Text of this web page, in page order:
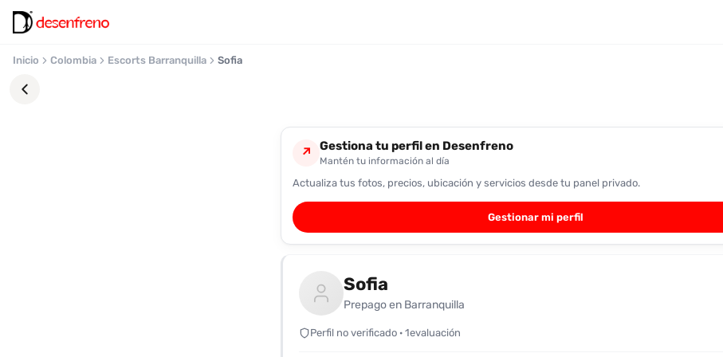
Inicio Colombia Escorts Barranquilla Sofia
↗ Gestiona tu perfil en Desenfreno
Mantén tu información al día
Actualiza tus fotos, precios, ubicación y servicios desde tu panel privado.
Gestionar mi perfil
Sofia
Prepago en Barranquilla
Perfil no verificado · 1evaluación